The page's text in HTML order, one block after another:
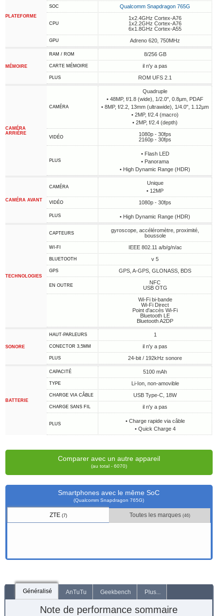
PLATEFORME
SOC Qualcomm Snapdragon 765G
CPU
1x2.4GHz Cortex-A76
1x2.2GHz Cortex-A76
6x1.8GHz Cortex-A55
GPU Adreno 620, 750MHz
MÉMOIRE
RAM / ROM 8/256 GB
CARTE MÉMOIRE il n'y a pas
PLUS ROM UFS 2.1
CAMÉRA
ARRIÈRE
CAMÉRA
Quadruple
• 48MP, f/1.8 (wide), 1/2.0", 0.8µm, PDAF
• 8MP, f/2.2, 13mm (ultrawide), 1/4.0", 1.12µm
• 2MP, f/2.4 (macro)
• 2MP, f/2.4 (depth)
VIDÉO
1080p - 30fps
2160p - 30fps
PLUS
• Flash LED
• Panorama
• High Dynamic Range (HDR)
CAMÉRA AVANT
CAMÉRA
Unique
• 12MP
VIDÉO 1080p - 30fps
PLUS • High Dynamic Range (HDR)
TECHNOLOGIES
CAPTEURS
gyroscope, accéléromètre, proximité,
boussole
WI-FI IEEE 802.11 a/b/g/n/ac
BLUETOOTH v 5
GPS GPS, A-GPS, GLONASS, BDS
EN OUTRE
NFC
USB OTG
Wi-Fi bi-bande
Wi-Fi Direct
Point d'accès Wi-Fi
Bluetooth LE
Bluetooth A2DP
SONORE
HAUT-PARLEURS 1
CONECTOR 3,5MM il n'y a pas
PLUS 24-bit / 192kHz sonore
BATTERIE
CAPACITÉ 5100 mAh
TYPE Li-Ion, non-amovible
CHARGE VIA CÂBLE USB Type-C, 18W
CHARGE SANS FIL il n'y a pas
PLUS
• Charge rapide via câble
• Quick Charge 4
Comparer avec un autre appareil
(au total - 6070)
Smartphones avec le même SoC
(Qualcomm Snapdragon 765G)
ZTE(7) Toutes les marques(46)
Généralisé AnTuTu Geekbench Plus...
Note de performance sommaire